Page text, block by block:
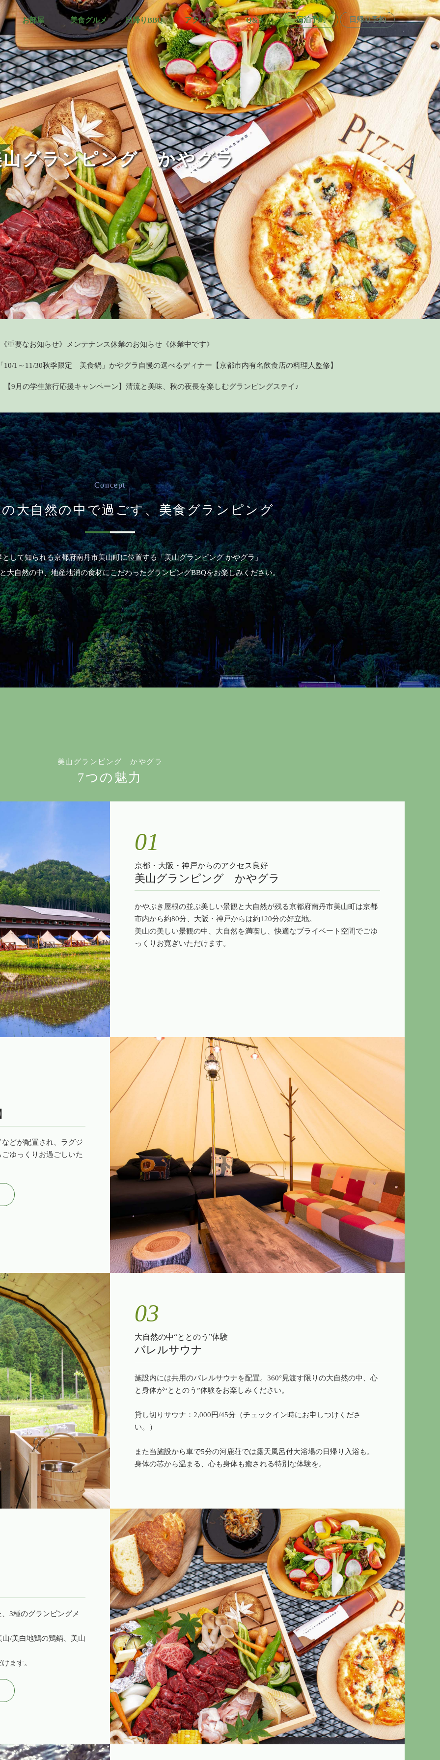
お部屋 美食グルメ 日帰りBBQ アクセス Q&A 宿泊予約 日帰り予約
山グランピング かやグラ
《重要なお知らせ》メンテナンス休業のお知らせ《休業中です》
10/1～11/30秋季限定 美食鍋」かやグラ自慢の選べるディナー【京都市内有名飲食店の料理人監修】
【9月の学生旅行応援キャンペーン】清流と美味、秋の夜長を楽しむグランピングステイ♪
【重要なお知らせ】4月1日より、キャッシュレス決済のみに変更いたします。
【かやグラ３周年記念】特別キャンペーン開催♪
Concept
大自然の中で過ごす、美食グランピング
として知られる京都府南丹市美山町に位置する「美山グランピング かやグラ」
大自然の中、地産地消の食材にこだわったグランピングBBQをお楽しみください。
美山グランピング かやグラ
7つの魅力
01
京都・大阪・神戸からのアクセス良好
美山グランピング かやグラ
かやぶき屋根の並ぶ美しい景観と大自然が残る京都府南丹市美山町は京都
市内から約80分、大阪・神戸からは約120分の好立地。
美山の美しい景観の中、大自然を満喫し、快適なプライベート空間でごゆ
っくりお寛ぎいただけます。
どが配置され、ラグジ
ゆっくりお過ごしいた
03
大自然の中“ととのう”体験
バレルサウナ
施設内には共用のバレルサウナを配置。360°見渡す限りの大自然の中、心
と身体が“ととのう”体験をお楽しみください。
貸し切りサウナ：2,000円/45分（チェックイン時にお申しつけくださ
い。）
また当施設から車で5分の河鹿荘では露天風呂付大浴場の日帰り入浴も。
身体の芯から温まる、心も身体も癒される特別な体験を。
3種のグランピングメ
/美白地鶏の鶏鍋、美山
ます。